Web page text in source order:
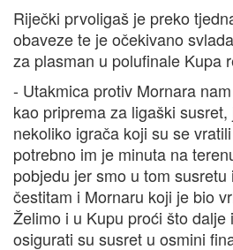
Riječki prvoligaš je preko
obaveze te je očekivano
za plasman u polufinale Kupa
- Utakmica protiv Mornara
kao priprema za ligaški
nekoliko igrača koji su se
potrebno im je minuta na
pobjedu jer smo u tom
čestitam i Mornaru koji je bio
Želimo i u Kupu proći što dalje
osigurati su susret u osmini